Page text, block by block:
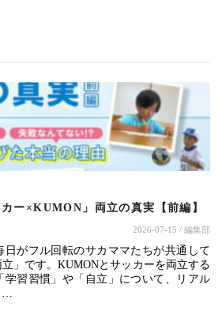
ー×KUMON」両立の真実【前編】
2026-07-15 / 編集部
がフル回転のサカママたちが共通して
」です。KUMONとサッカーを両立する
学習習慣」や「自立」について、リアル
…